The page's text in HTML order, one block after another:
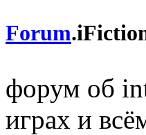
Forum.
форум об
играх и